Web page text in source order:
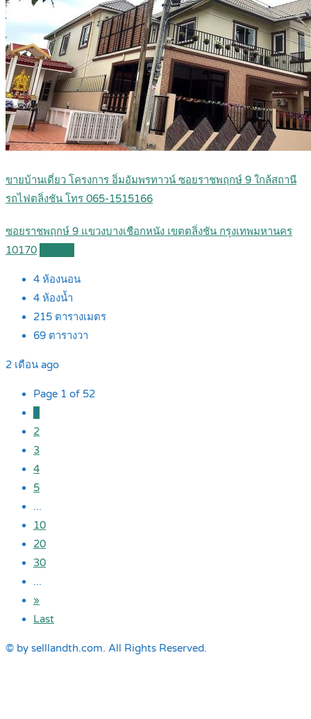
ขายบ้านเดี่ยว โครงการ อิ่มอัมพรทาวน์ ซอยราชพฤกษ์ 9 ใกล้สถานี
รถไฟตลิ่งชัน โทร 065-1515166
ซอยราชพฤกษ์ 9 แขวงบางเชือกหนัง เขตตลิ่งชัน กรุงเทพมหานคร
10170
4 ห้องนอน
4 ห้องน้ำ
215 ตารางเมตร
69 ตารางวา
2 เดือน ago
Page 1 of 52
1
2
3
4
5
...
10
20
30
...
»
Last
© by selllandth.com. All Rights Reserved.